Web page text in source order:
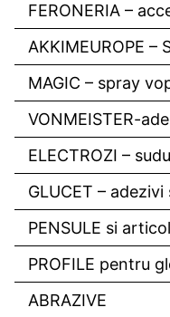
FERONERIA –
AKKIMEUROPE –
MAGIC – spray
VONMEISTER-
ELECTROZI –
GLUCET –
PENSULE si
PROFILE pentru
ABRAZIVE